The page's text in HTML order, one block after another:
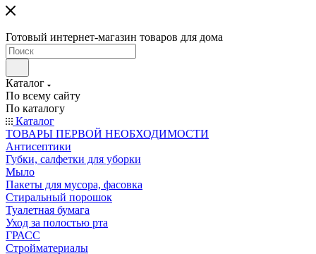
Готовый интернет-магазин товаров для дома
Каталог
По всему сайту
По каталогу
Каталог
ТОВАРЫ ПЕРВОЙ НЕОБХОДИМОСТИ
Антисептики
Губки, салфетки для уборки
Мыло
Пакеты для мусора, фасовка
Стиральный порошок
Туалетная бумага
Уход за полостью рта
ГРАСС
Стройматериалы